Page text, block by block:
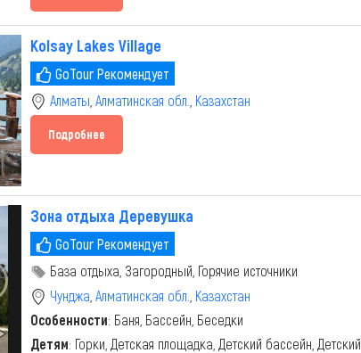
Kolsay Lakes Village
GoTour Рекомендует
Алматы Алматинская обл. Казахстан
Подробнее
Зона отдыха Деревушка
GoTour Рекомендует
База отдыха, Загородный, Горячие источники
Чунджа Алматинская обл. Казахстан
Особенности: Баня, Бассейн, Беседки
Детям: Горки, Детская площадка, Детский бассейн, Детский